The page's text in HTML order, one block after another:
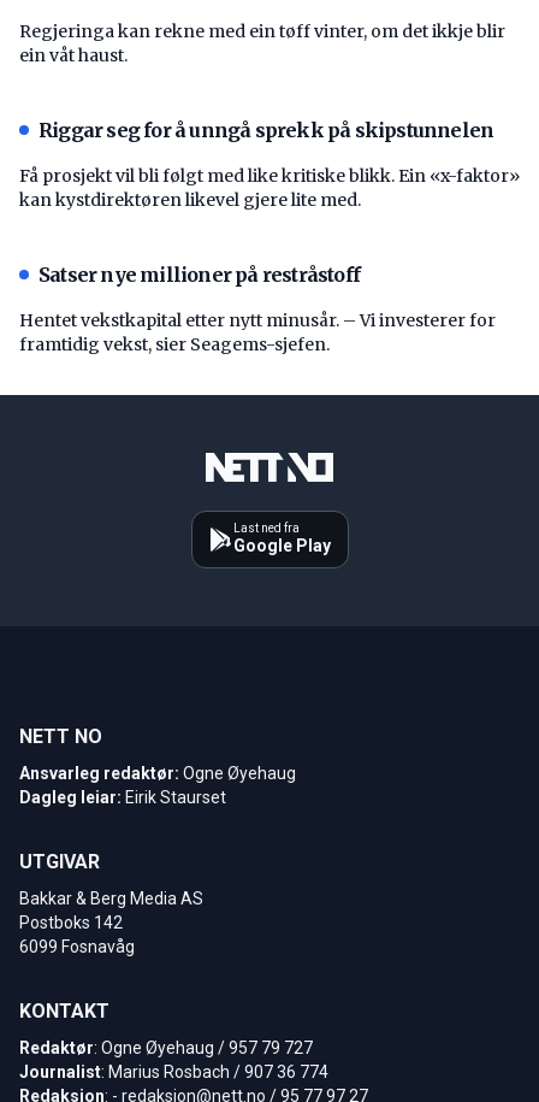
Regjeringa kan rekne med ein tøff vinter, om det ikkje blir
ein våt haust.
Riggar seg for å unngå sprekk på skipstunnelen
Få prosjekt vil bli følgt med like kritiske blikk. Ein «x-faktor»
kan kystdirektøren likevel gjere lite med.
Satser nye millioner på restråstoff
Hentet vekstkapital etter nytt minusår. – Vi investerer for
framtidig vekst, sier Seagems-sjefen.
Last ned fra
Google Play
NETT NO
Ansvarleg redaktør: Ogne Øyehaug
Dagleg leiar: Eirik Staurset
UTGIVAR
Bakkar & Berg Media AS
Postboks 142
6099 Fosnavåg
KONTAKT
Redaktør: Ogne Øyehaug / 957 79 727
Journalist: Marius Rosbach / 907 36 774
Redaksjon: - redaksjon@nett.no / 95 77 97 27